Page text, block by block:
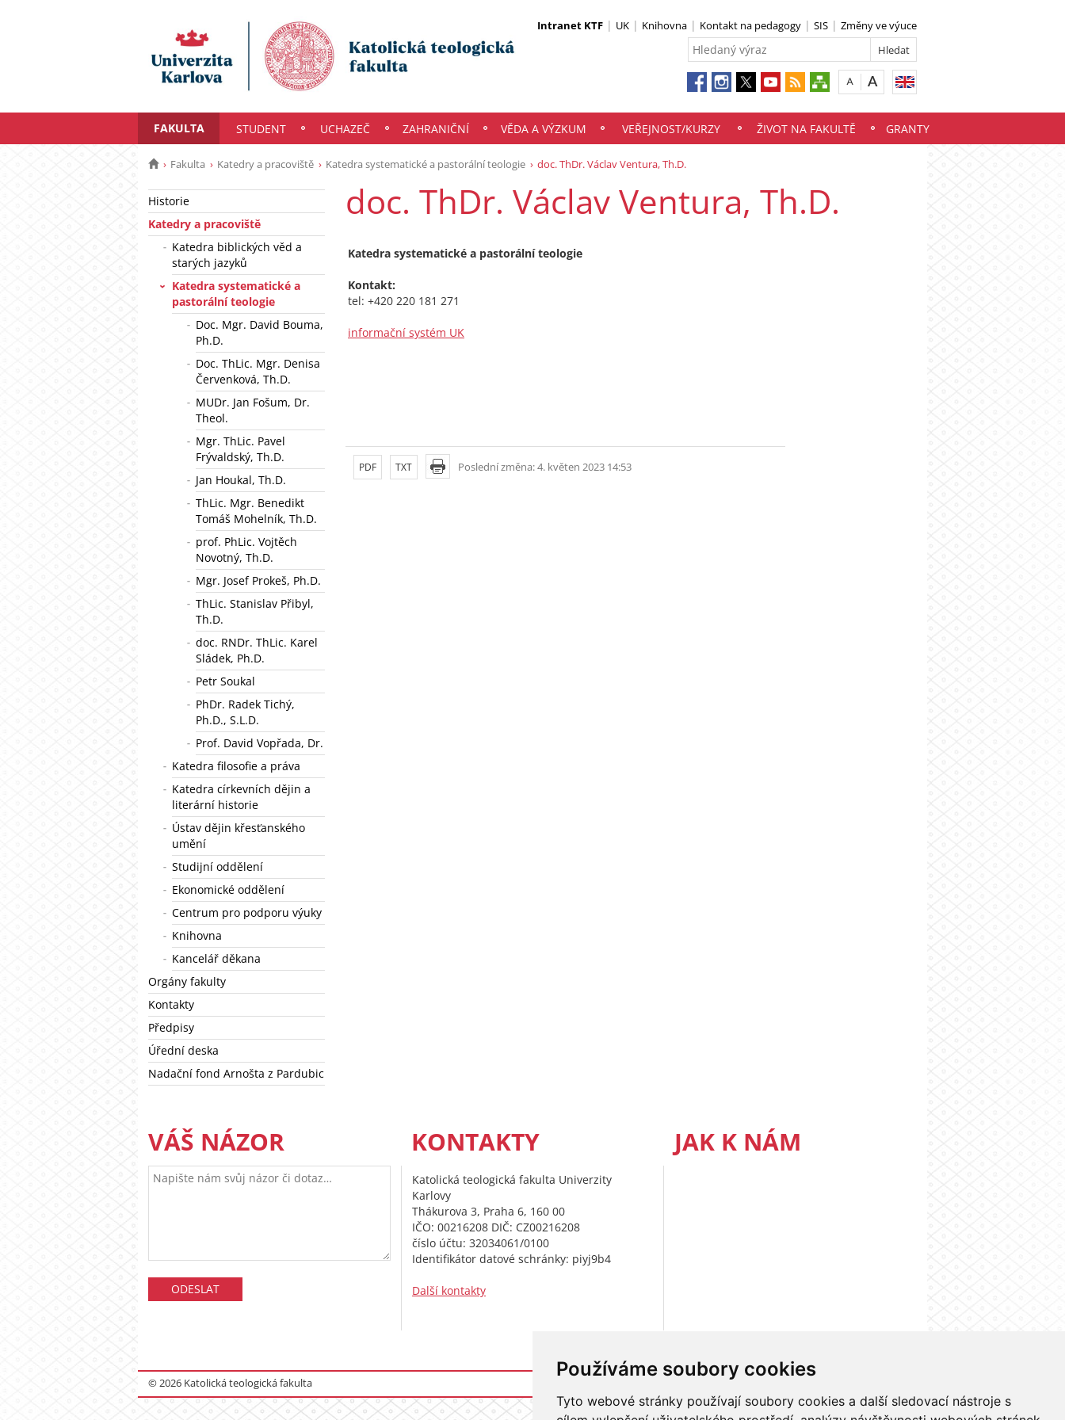
Používáme soubory cookies
Tyto webové stránky používají soubory cookies a další sledovací nástroje s
Intranet KTF UK Knihovna Kontakt na pedagogy SIS Změny ve výuce
FAKULTA STUDENT UCHAZEČ ZAHRANIČNÍ VĚDA A VÝZKUM VEŘEJNOST/KURZY ŽIVOT NA FAKULTĚ GRANTY
Fakulta Katedry a pracoviště Katedra systematické a pastorální teologie doc. ThDr. Václav Ventura, Th.D.
Historie
Katedry a pracoviště
Katedra biblických věd a
starých jazyků
Katedra systematické a
pastorální teologie
Doc. Mgr. David Bouma,
Ph.D.
Doc. ThLic. Mgr. Denisa
Červenková, Th.D.
MUDr. Jan Fošum, Dr.
Theol.
Mgr. ThLic. Pavel
Frývaldský, Th.D.
Jan Houkal, Th.D.
ThLic. Mgr. Benedikt
Tomáš Mohelník, Th.D.
prof. PhLic. Vojtěch
Novotný, Th.D.
Mgr. Josef Prokeš, Ph.D.
ThLic. Stanislav Přibyl,
Th.D.
doc. RNDr. ThLic. Karel
Sládek, Ph.D.
Petr Soukal
PhDr. Radek Tichý,
Ph.D., S.L.D.
Prof. David Vopřada, Dr.
Katedra filosofie a práva
Katedra církevních dějin a
literární historie
Ústav dějin křesťanského
umění
Studijní oddělení
Ekonomické oddělení
Centrum pro podporu výuky
Knihovna
Kancelář děkana
Orgány fakulty
Kontakty
Předpisy
Úřední deska
Nadační fond Arnošta z Pardubic
doc. ThDr. Václav Ventura, Th.D.
Katedra systematické a pastorální teologie
Kontakt:
tel: +420 220 181 271
informační systém UK
Poslední změna: 4. květen 2023 14:53
PDF TXT
VÁŠ NÁZOR KONTAKTY
Katolická teologická fakulta Univerzity
Karlovy
Thákurova 3, Praha 6, 160 00
IČO: 00216208 DIČ: CZ00216208
číslo účtu: 32034061/0100
Identifikátor datové schránky: piyj9b4
Další kontakty
JAK K NÁM
© 2026 Katolická teologická fakulta Přihlášení do informačního systému UK